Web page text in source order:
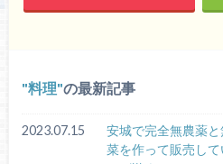
料理 の最新記事
2023.07.15
安城で完全無農薬
菜を作って販売し